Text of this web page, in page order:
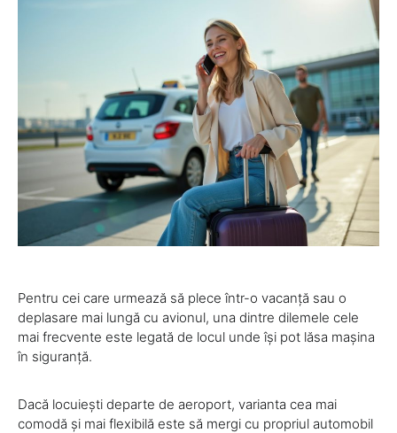
Pentru cei care urmează să plece într-o vacanță sau o
deplasare mai lungă cu avionul, una dintre dilemele cele
mai frecvente este legată de locul unde își pot lăsa mașina
în siguranță.
Dacă locuiești departe de aeroport, varianta cea mai
comodă și mai flexibilă este să mergi cu propriul automobil